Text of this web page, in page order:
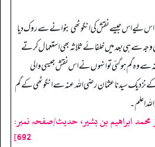
لیے اس جیسے نقش کی انگوٹھی بنوانے سے روک دیا
سے ہی بعد میں خلفائے ثلاثہ بھی استعمال کرتے
سے وہ گم ہوگئی تو انہوں نے اس نقش جیسی والی
کے نزدیک سیدنا عثمان رضی اللہ عنہ سے انگوٹھی کے گم
اعلم۔
ابراهيم بن بشير، حدیث/صفحہ نمبر:
692]